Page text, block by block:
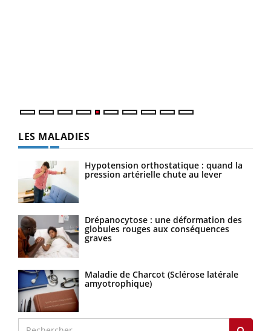
LES MALADIES
Hypotension orthostatique : quand la
pression artérielle chute au lever
Drépanocytose : une déformation des
globules rouges aux conséquences
graves
Maladie de Charcot (Sclérose latérale
amyotrophique)